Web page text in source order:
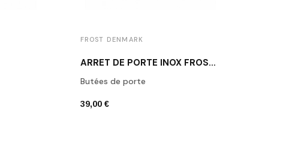
FROST DENMARK
ARRÊT DE PORTE INOX FROST N1931-1
Butées de porte
39,00 €